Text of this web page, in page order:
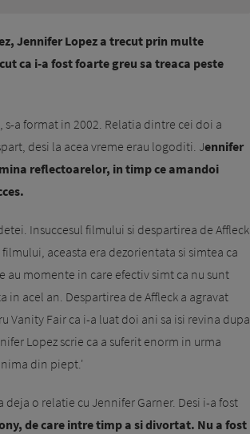
Jennifer Lopez a trecut prin multe
ca i-a fost foarte greu sa treaca peste
a format in 2002. Relatia dintre cei doi a
desi la acea vreme erau logoditi. Jennifer
reflectoarelor, in timp ce amandoi
Insuccesul filmului si despartirea de Affleck
aceasta era dezorientata si simtea ca
momente in care efectiv simt ca nu sunt
acel an. Despartirea de Affleck a agravat
Fair ca i-a luat doi ani sa isi revina dupa
Lopez scrie ca a suferit enorm in urma
din piept.'
o relatie cu Jennifer Garner. Desi i-a fost
de care intre timp a si divortat. Nu a fost